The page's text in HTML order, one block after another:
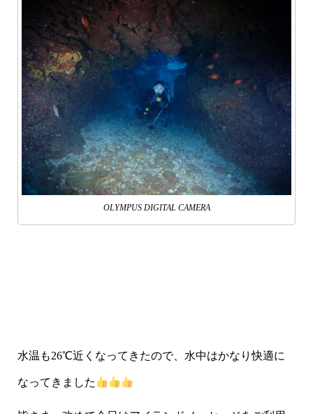
OLYMPUS DIGITAL CAMERA
水温も26℃近くなってきたので、水中はかなり快適に
なってきました